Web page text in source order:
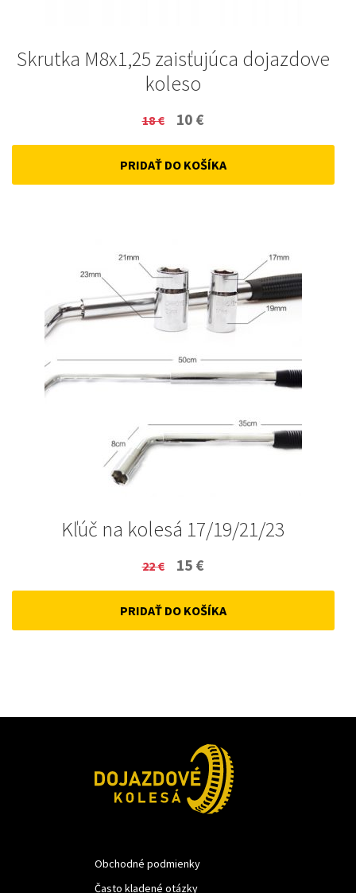
Skrutka M8x1,25 zaisťujúca dojazdove
koleso
18€
Original
price
was:
10 €
price
is:
PRIDAŤ DO KOŠÍKA
Kľúč na kolesá 17/19/21/23
22€
Original
price
was:
15 €
price
is:
PRIDAŤ DO KOŠÍKA
Obchodné podmienky
Často kladené otázky